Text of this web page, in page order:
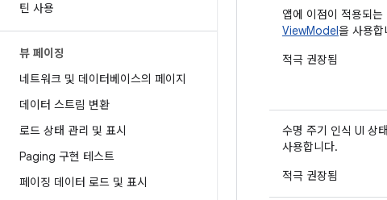
틴 사용
뷰 페이징
네트워크 및 데이터베이스의 페이지
데이터 스트림 변환
로드 상태 관리 및 표시
Paging 구현 테스트
페이징 데이터 로드 및 표시
앱에 이점이 적용되는
ViewModel을 사용합
적극 권장됨
수명 주기 인식 UI 상
사용합니다.
적극 권장됨